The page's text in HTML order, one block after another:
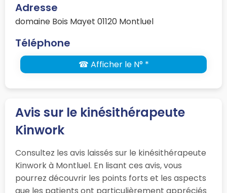
Adresse
domaine Bois Mayet 01120 Montluel
Téléphone
☎ Afficher le N° *
Avis sur le kinésithérapeute
Kinwork
Consultez les avis laissés sur le kinésithérapeute
Kinwork à Montluel. En lisant ces avis, vous
pourrez découvrir les points forts et les aspects